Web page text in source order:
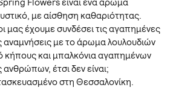
Flowers είναι ένα άρωμα
με αίσθηση καθαριότητας.
μας έχουμε συνδέσει τις αγαπημένες
αναμνήσεις με το άρωμα λουλουδιών
κήπους και μπαλκόνια αγαπημένων
ανθρώπων, έτσι δεν είναι;
στη Θεσσαλονίκη.